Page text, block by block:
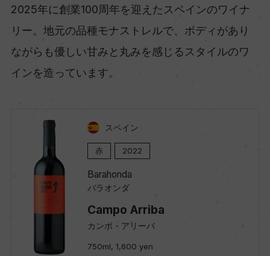
2025年に創業100周年を迎えたスペインのワイナ
リー。地元の品種モナストレルで、ボディがあり
ながらも優しい甘みと丸みを感じるスタイルのワ
インを造っています。
スペイン
赤 2022
Barahonda
バラオンダ
Campo Arriba
カンポ・アリーバ
750ml, 1,600 yen